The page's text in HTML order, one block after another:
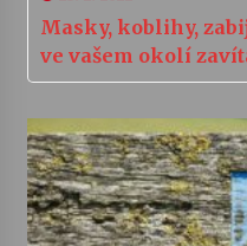
Masky, koblihy,
ve vašem okolí